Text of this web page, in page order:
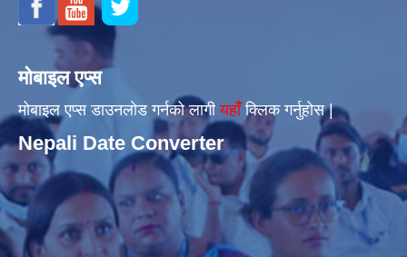
मोबाइल एप्स
मोबाइल एप्स डाउनलोड गर्नको लागीयहाँँक्लिक गर्नुहोस |
Nepali Date Converter